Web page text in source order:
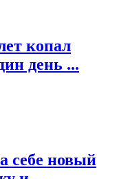
копал
день ...
себе новый